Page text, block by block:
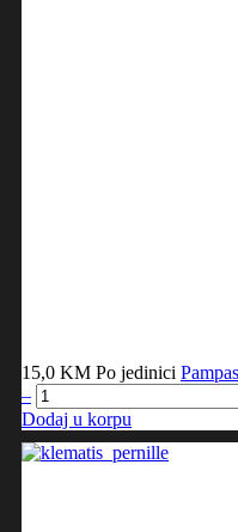
15,0 KM Po jedinici
–
Dodaj u korpu